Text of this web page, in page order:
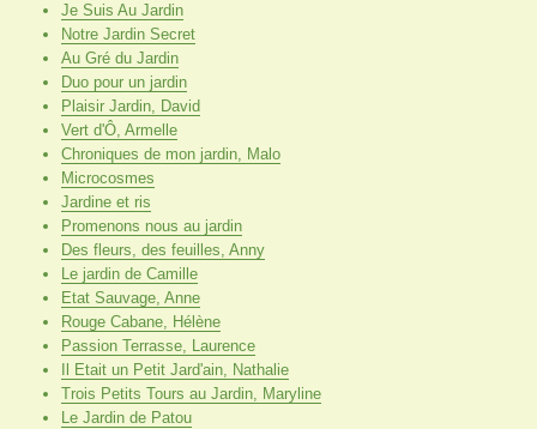
Je Suis Au Jardin
Notre Jardin Secret
Au Gré du Jardin
Duo pour un jardin
Plaisir Jardin, David
Vert d'Ô, Armelle
Chroniques de mon jardin, Malo
Microcosmes
Jardine et ris
Promenons nous au jardin
Des fleurs, des feuilles, Anny
Le jardin de Camille
Etat Sauvage, Anne
Rouge Cabane, Hélène
Passion Terrasse, Laurence
Il Etait un Petit Jard'ain, Nathalie
Trois Petits Tours au Jardin, Maryline
Le Jardin de Patou